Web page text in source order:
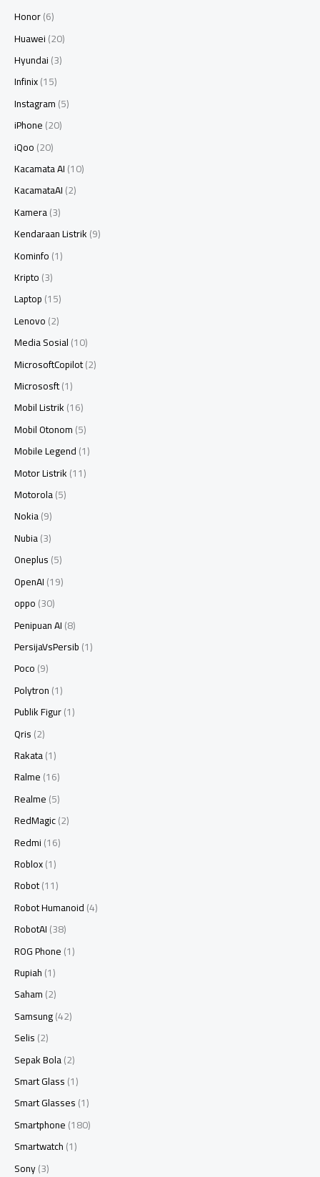
Honor(6)
Huawei(20)
Hyundai(3)
Infinix(15)
Instagram(5)
iPhone(20)
iQoo(20)
Kacamata AI(10)
KacamataAI(2)
Kamera(3)
Kendaraan Listrik(9)
Kominfo(1)
Kripto(3)
Laptop(15)
Lenovo(2)
Media Sosial(10)
MicrosoftCopilot(2)
Micrososft(1)
Mobil Listrik(16)
Mobil Otonom(5)
Mobile Legend(1)
Motor Listrik(11)
Motorola(5)
Nokia(9)
Nubia(3)
Oneplus(5)
OpenAI(19)
oppo(30)
Penipuan AI(8)
PersijaVsPersib(1)
Poco(9)
Polytron(1)
Publik Figur(1)
Qris(2)
Rakata(1)
Ralme(16)
Realme(5)
RedMagic(2)
Redmi(16)
Roblox(1)
Robot(11)
Robot Humanoid(4)
RobotAI(38)
ROG Phone(1)
Rupiah(1)
Saham(2)
Samsung(42)
Selis(2)
Sepak Bola(2)
Smart Glass(1)
Smart Glasses(1)
Smartphone(180)
Smartwatch(1)
Sony(3)